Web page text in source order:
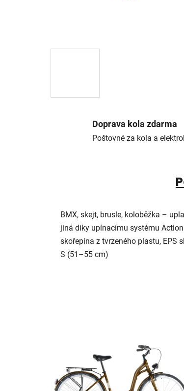
Doprava kola zdarma
Poštovné za kola a
BMX, skejt, brusle, koloběžka –
jiná díky upínacímu systému Action
skořepina z tvrzeného plastu, EPS
S (51–55 cm)